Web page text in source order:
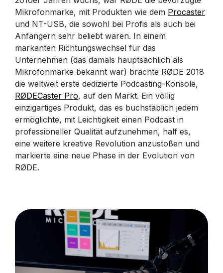
Mikrofonmarke, mit Produkten wie dem Procaster
und NT-USB, die sowohl bei Profis als auch bei
Anfängern sehr beliebt waren. In einem
markanten Richtungswechsel für das
Unternehmen (das damals hauptsächlich als
Mikrofonmarke bekannt war) brachte RØDE 2018
die weltweit erste dedizierte Podcasting-Konsole,
RØDECaster Pro, auf den Markt. Ein völlig
einzigartiges Produkt, das es buchstäblich jedem
ermöglichte, mit Leichtigkeit einen Podcast in
professioneller Qualität aufzunehmen, half es,
eine weitere kreative Revolution anzustoßen und
markierte eine neue Phase in der Evolution von
RØDE.